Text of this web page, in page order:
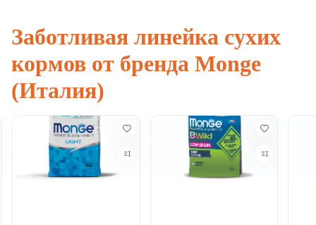
Заботливая линейка сухих
кормов от бренда Monge
(Италия)